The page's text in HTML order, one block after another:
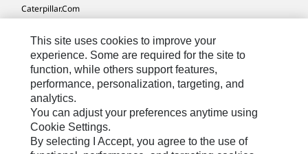
Caterpillar.com
Mes Préférences Marketing
Plan Du Site
Cookie Settings
Légales
Confidentialité
This site uses cookies to improve your
experience. Some are required for the site to
function, while others support features,
performance, personalization, targeting, and
analytics.
You can adjust your preferences anytime using
Cookie Settings.
By selecting I Accept, you agree to the use of